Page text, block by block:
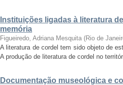
Instituições ligadas à literatura
memória
Figueiredo, Adriana Mesquita (Rio de
A literatura de cordel tem sido objeto de
A produção de literatura de cordel no
Documentação museológica e